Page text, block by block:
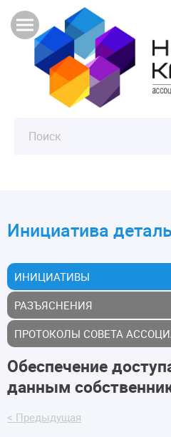
Инициатива
ИНИЦИАТИВЫ
РАЗЪЯСНЕНИЯ
ПРОТОКОЛЫ СОВЕТА
Обеспечение
данным
< Предыдущая